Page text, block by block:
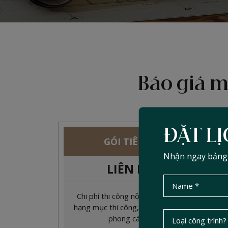
Báo giá
GÓI TIÊU CHUẨN
LIÊN HỆ
Chi phí thi công nội thất phụ thuộc vào
hạng mục thi công, diện tích, chất liệu và
phong cách thiết kế.
ĐẶT
Nhận ngay